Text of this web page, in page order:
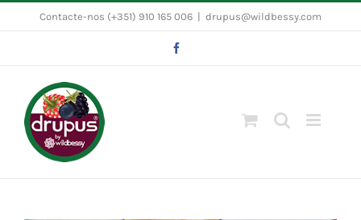
Contacte-nos (+351) 910 165 006 drupus@wildbessy.com